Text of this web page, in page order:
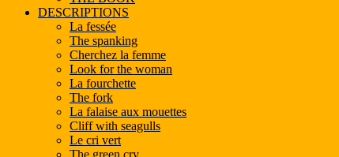
DESCRIPTIONS
La fessée
The spanking
Cherchez la femme
Look for the woman
La fourchette
The fork
La falaise aux mouettes
Cliff with seagulls
Le cri vert
The green cry